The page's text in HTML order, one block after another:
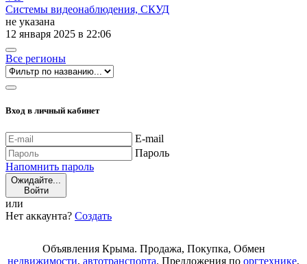
Системы видеонаблюдения, СКУД
не указана
12 января 2025 в 22:06
Все регионы
Вход в личный кабинет
E-mail
Пароль
Напомнить пароль
Ожидайте...
Войти
или
Нет аккаунта? Создать
Объявления Крыма. Продажа, Покупка, Обмен
недвижимости, автотранспорта. Предложения по оргтехнике,